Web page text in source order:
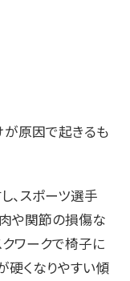
が原因で起きるも
、スポーツ選手
や関節の損傷な
ワークで椅子に
硬くなりやすい傾